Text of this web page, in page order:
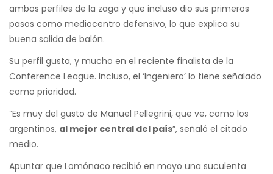
ambos perfiles de la zaga y que incluso dio sus primeros
pasos como mediocentro defensivo, lo que explica su
buena salida de balón.
Su perfil gusta, y mucho en el reciente finalista de la
Conference League. Incluso, el ‘Ingeniero’ lo tiene señalado
como prioridad.
“Es muy del gusto de Manuel Pellegrini, que ve, como los
argentinos, al mejor central del país”, señaló el citado
medio.
Apuntar que Lomónaco recibió en mayo una suculenta